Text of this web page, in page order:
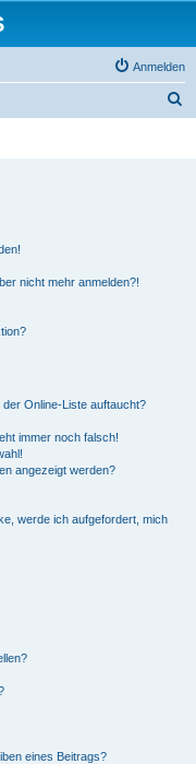
Anmelden
nicht mehr anmelden?!
Online-Liste auftaucht?
immer noch falsch!
angezeigt werden?
werde ich aufgefordert, mich
eines Beitrags?